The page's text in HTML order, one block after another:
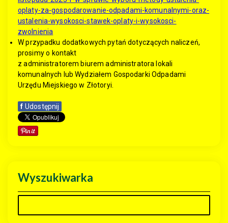
oplaty-za-gospodarowanie-odpadami-komunalnymi-oraz-
ustalenia-wysokosci-stawek-oplaty-i-wysokosci-
zwolnienia
W przypadku dodatkowych pytań dotyczących naliczeń,
prosimy o kontakt
z administratorem biurem administratora lokali
komunalnych lub Wydziałem Gospodarki Odpadami
Urzędu Miejskiego w Złotoryi.
f Udostępnij
Wyszukiwarka